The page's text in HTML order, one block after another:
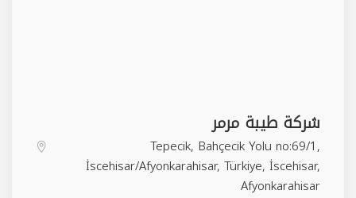
شركة طيبة مرمر
Tepecik, Bahçecik Yolu no:69/1,
İscehisar/Afyonkarahisar, Türkiye, İscehisar,
Afyonkarahisar